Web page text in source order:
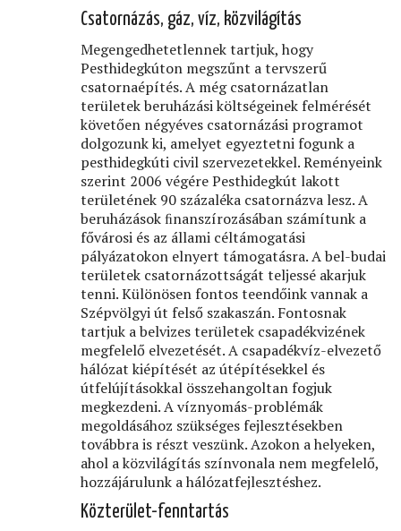
Csatornázás, gáz, víz, közvilágítás
Megengedhetetlennek tartjuk, hogy
Pesthidegkúton megszűnt a tervszerű
csatornaépítés. A még csatornázatlan
területek beruházási költségeinek felmérését
követően négyéves csatornázási programot
dolgozunk ki, amelyet egyeztetni fogunk a
pesthidegkúti civil szervezetekkel. Reményeink
szerint 2006 végére Pesthidegkút lakott
területének 90 százaléka csatornázva lesz. A
beruházások ﬁnanszírozásában számítunk a
fővárosi és az állami céltámogatási
pályázatokon elnyert támogatásra. A bel-budai
területek csatornázottságát teljessé akarjuk
tenni. Különösen fontos teendőink vannak a
Szépvölgyi út felső szakaszán. Fontosnak
tartjuk a belvizes területek csapadékvizének
megfelelő elvezetését. A csapadékvíz-elvezető
hálózat kiépítését az útépítésekkel és
útfelújításokkal összehangoltan fogjuk
megkezdeni. A víznyomás-problémák
megoldásához szükséges fejlesztésekben
továbbra is részt veszünk. Azokon a helyeken,
ahol a közvilágítás színvonala nem megfelelő,
hozzájárulunk a hálózatfejlesztéshez.
Közterület-fenntartás